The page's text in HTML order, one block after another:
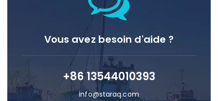
Vous avez besoin d'aide ?
+86 13544010393
info@staraq.com